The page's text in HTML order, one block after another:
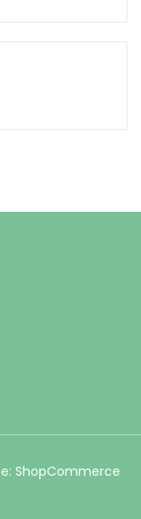
ShopCommerce